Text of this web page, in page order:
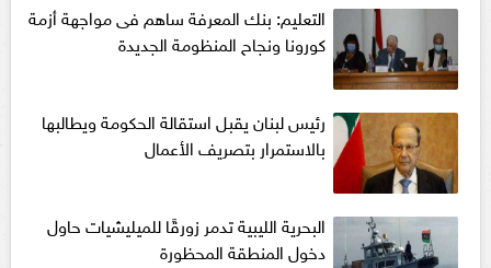
التعليم: بنك المعرفة ساهم فى مواجهة أزمة
كورونا ونجاح المنظومة الجديدة
رئيس لبنان يقبل استقالة الحكومة ويطالبها
بالاستمرار بتصريف الأعمال
البحرية الليبية تدمر زورقًا للميليشيات حاول
دخول المنطقة المحظورة